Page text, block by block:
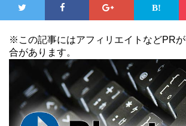
※この記事にはアフィリエイトなどPR
合があります。